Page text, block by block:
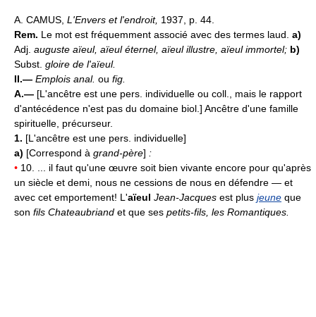
A. CAMUS, L'Envers et l'endroit, 1937, p. 44.
Rem. Le mot est fréquemment associé avec des termes laud. a)
Adj. auguste aïeul, aïeul éternel, aïeul illustre, aïeul immortel; b)
Subst. gloire de l'aïeul.
II.— Emplois anal. ou fig.
A.— [L'ancêtre est une pers. individuelle ou coll., mais le rapport
d'antécédence n'est pas du domaine biol.] Ancêtre d'une famille
spirituelle, précurseur.
1. [L'ancêtre est une pers. individuelle]
a) [Correspond à grand-père] :
• 10. ... il faut qu'une œuvre soit bien vivante encore pour qu'après
un siècle et demi, nous ne cessions de nous en défendre — et
avec cet emportement! L'aïeul Jean-Jacques est plus jeune que
son fils Chateaubriand et que ses petits-fils, les Romantiques.